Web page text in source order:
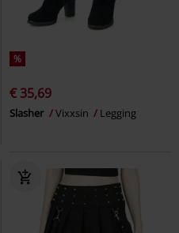
%
€ 35,69
Slasher Vixxsin Legging